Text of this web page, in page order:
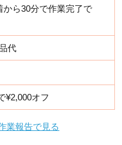
から30分で作業完了で
代
¥2,000オフ
業報告で見る